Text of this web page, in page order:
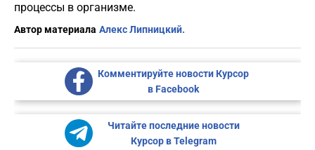
процессы в организме.
Автор материала Алекс Липницкий.
Комментируйте новости Курсор
в Facebook
Читайте последние новости
Курсор в Telegram